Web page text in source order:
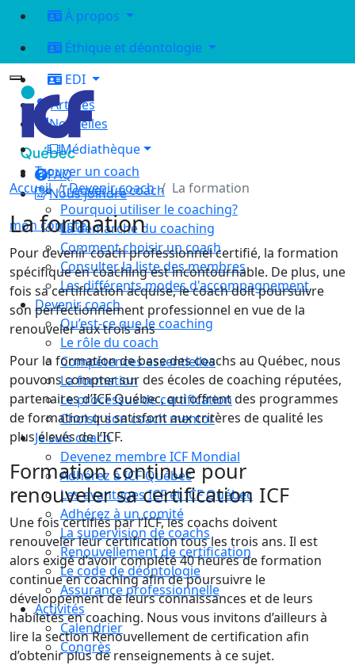
À propos
Éthique et déontologie
EDI
Articles
Nouvelles
Médiathèque
FAQ
Nous joindre
mon compte
Trouver un coach
Trouver un coach
Pourquoi utiliser le coaching?
La démarche du coaching
Comment choisir un coach
Consulter la liste des membres
Les différents modes d'accompagnement
Devenir coach
Qu’est-ce que le coaching
Le rôle du coach
Compétences essentielles
La formation
Le processus de certification
Choisir son coach mentor
Je suis coach
Devenez membre ICF Mondial
Adhérez à ICF Québec
Les avantages ICF et ICF Québec
Adhérez à un comité
La supervision de coachs
Renouvellement de certification
Le code de déontologie
Assurance professionnelle
Activités
Calendrier
Congrès
Accueil Devenir coach La formation
La formation
Pour devenir coach professionnel certifié, la formation
spécifique en coaching est incontournable. De plus, une
fois sa certification acquise, le coach doit poursuivre
son perfectionnement professionnel en vue de la
renouveler aux trois ans
Pour la formation de base des coachs au Québec, nous
pouvons compter sur des écoles de coaching réputées,
partenaires d’ICF Québec, qui offrent des programmes
de formation qui satisfont aux critères de qualité les
plus élevés de l’ICF.
Formation continue pour
renouveler sa certification ICF
Une fois certifiés par l’ICF, les coachs doivent
renouveler leur certification tous les trois ans. Il est
alors exigé d’avoir complété 40 heures de formation
continue en coaching afin de poursuivre le
développement de leurs connaissances et de leurs
habiletés en coaching. Nous vous invitons d’ailleurs à
lire la section Renouvellement de certification afin
d’obtenir plus de renseignements à ce sujet.